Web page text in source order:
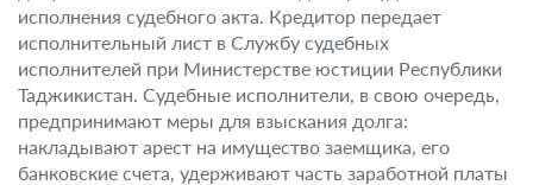
исполнения судебного акта. Кредитор передает
исполнительный лист в Службу судебных
исполнителей при Министерстве юстиции Республики
Таджикистан. Судебные исполнители, в свою очередь,
предпринимают меры для взыскания долга:
накладывают арест на имущество заемщика, его
банковские счета, удерживают часть заработной платы